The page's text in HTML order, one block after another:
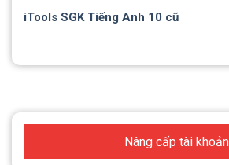
iTools SGK Tiếng Anh 10 cũ
Nâng cấp tài khoản